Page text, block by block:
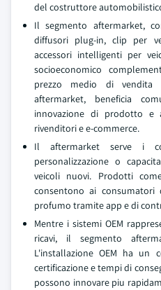
del costruttore
Il segmento aftermarket,
diffusori plug-in, clip per
accessori intelligenti per
socioeconomico
prezzo medio di
aftermarket, beneficia
innovazione di prodotto e
rivenditori e e-commerce.
Il aftermarket serve i
personalizzazione o
veicoli nuovi. Prodotti
consentono ai
profumo tramite app e di
Mentre i sistemi OEM
ricavi, il segmento
L'installazione OEM ha un
certificazione e tempi di
possono innovare piu